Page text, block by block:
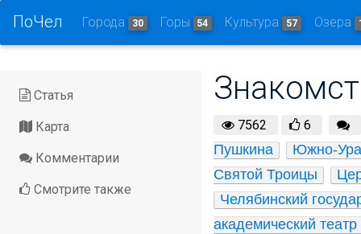
ПоЧел Города 30 Горы 54 Культура 57 Озера
Статья
Карта
Комментарии
Смотрите также
7562 6
Пушкина
Южно-
Святой Троицы
Челябинский
академический